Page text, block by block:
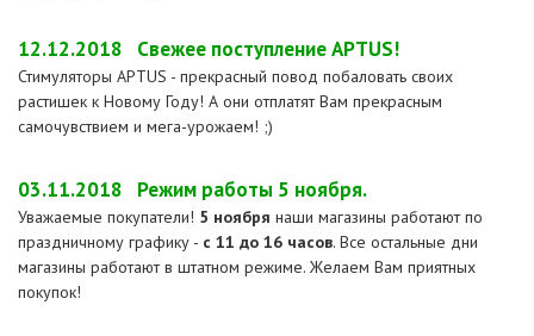
12.12.2018 Свежее поступление APTUS!
Стимуляторы APTUS - прекрасный повод побаловать своих
растишек к Новому Году! А они отплатят Вам прекрасным
самочувствием и мега-урожаем! ;)
03.11.2018 Режим работы 5 ноября.
Уважаемые покупатели! 5 ноября наши магазины работают по
праздничному графику - с 11 до 16 часов. Все остальные дни
магазины работают в штатном режиме. Желаем Вам приятных
покупок!